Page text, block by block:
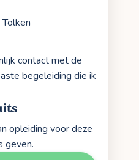
contact met de
begeleiding die ik
opleiding voor deze
geven.